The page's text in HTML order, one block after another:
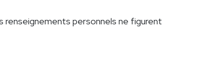
personnels ne figurent